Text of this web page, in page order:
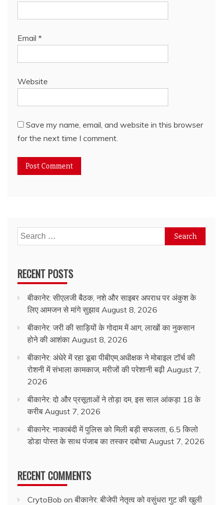
Email *
Website
Save my name, email, and website in this browser
for the next time I comment.
Search
for:
RECENT POSTS
बीकानेर: सीएलजी बैठक, नशे और साइबर अपराध पर अंकुश के
लिए आमजन से मांगे सुझाव August 8, 2026
बीकानेर: जरी की साड़ियों के गोदाम में आग, लाखों का नुकसान
होने की आशंका August 8, 2026
बीकानेर: अंधेरे में रहा डूबा पीबीएम,अधीक्षक ने मोबाइल टॉर्च की
रोशनी में संभाला कामकाज, मरीजों की परेशानी बढ़ी August 7,
2026
बीकानेर: दो और प्रसूताओं ने तोड़ा दम, इस साल आंकड़ा 18 के
करीब August 7, 2026
बीकानेर: नाकाबंदी में पुलिस को मिली बड़ी सफलता, 6.5 किलो
डोडा पोस्त के साथ पंजाब का तस्कर दबोचा August 7, 2026
RECENT COMMENTS
CrytoBob onबीकानेर: बीजेपी नेतृत्व को वसुंधरा गुट की खुली